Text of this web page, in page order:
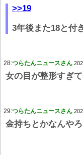
>>19
3年後また18と付
28:つらたんニュースさん
女の目が整形すぎ
29:つらたんニュースさん
金持ちとかなんやろ